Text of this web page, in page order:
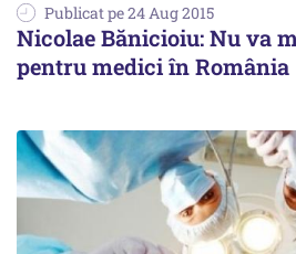
Publicat pe 24 Aug 2015
Nicolae Bănicioiu: Nu va
pentru medici în România